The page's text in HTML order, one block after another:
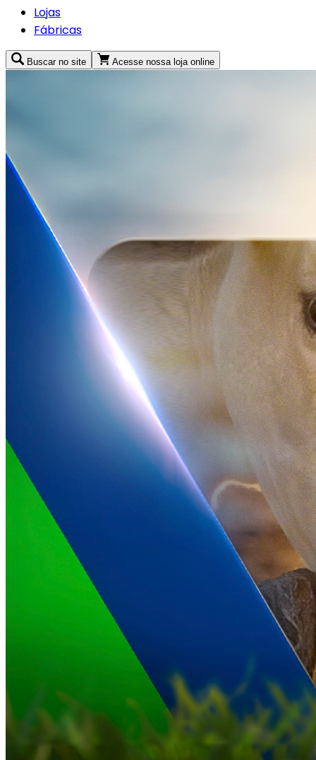
Lojas
Fábricas
Buscar no site Acesse nossa loja online